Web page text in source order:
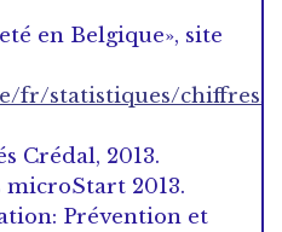
en Belgique», site
fr/statistiques/chiffres/
Crédal, 2013.
microStart 2013.
Prévention et